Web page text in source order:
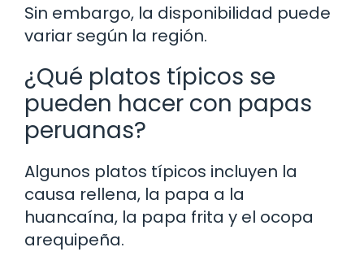
Sin embargo, la disponibilidad puede
variar según la región.
¿Qué platos típicos se
pueden hacer con papas
peruanas?
Algunos platos típicos incluyen la
causa rellena, la papa a la
huancaína, la papa frita y el ocopa
arequipeña.